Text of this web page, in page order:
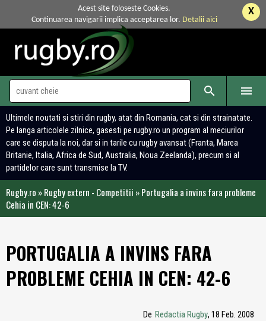
X
Acest site foloseste Cookies.
Continuarea navigarii implica acceptarea lor. Detalii aici
 
Ultimele noutati si stiri din rugby, atat din Romania, cat si din strainatate.
Pe langa articolele zilnice, gasesti pe rugby.ro un program al meciurilor
care se disputa la noi, dar si in tarile cu rugby avansat (Franta, Marea
Britanie, Italia, Africa de Sud, Australia, Noua Zeelanda), precum si al
partidelor care sunt transmise la TV.
Rugby.ro »Rugby extern - Competitii »Portugalia a invins fara probleme
Cehia in CEN: 42-6
PORTUGALIA A INVINS FARA
PROBLEME CEHIA IN CEN: 42-6
De Redactia Rugby, 18 Feb. 2008